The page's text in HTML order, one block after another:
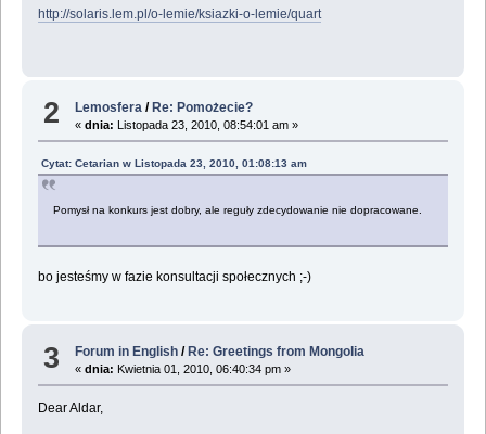
http://solaris.lem.pl/o-lemie/ksiazki-o-lemie/quart
2 Lemosfera /Re: Pomożecie?
«dnia: Listopada 23, 2010, 08:54:01 am »
Cytat: Cetarian w Listopada 23, 2010, 01:08:13 am
Pomysł na konkurs jest dobry, ale reguły zdecydowanie nie dopracowane.
bo jesteśmy w fazie konsultacji społecznych ;-)
3 Forum in English / Re: Greetings from Mongolia
«dnia: Kwietnia 01, 2010, 06:40:34 pm »
Dear Aldar,